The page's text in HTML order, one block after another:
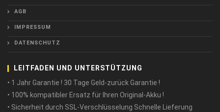
AGB
IMPRESSUM
DATENSCHUTZ
LEITFADEN UND UNTERSTÜTZUNG
• 1 Jahr Garantie ! 30 Tage Geld-zurück Garantie !
• 100% kompatibler Ersatz für Ihren Original-Akku !
• Sicherheit durch SSL-Verschlüsselung Schnelle Lieferung